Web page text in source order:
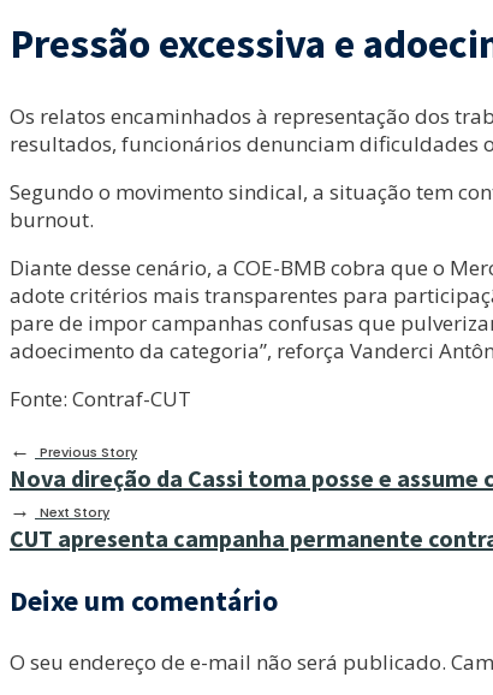
Pressão excessiva e
Os relatos encaminhados à representação dos
resultados, funcionários denunciam dificuldades
Segundo o movimento sindical, a situação tem
burnout.
Diante desse cenário, a COE-BMB cobra que o
adote critérios mais transparentes para
pare de impor campanhas confusas que
adoecimento da categoria”, reforça Vanderci
Fonte: Contraf-CUT
←
Previous Story
Nova direção da Cassi toma posse e
→ Next Story
CUT apresenta campanha permanente
Deixe um comentário
O seu endereço de e-mail não será publicado.